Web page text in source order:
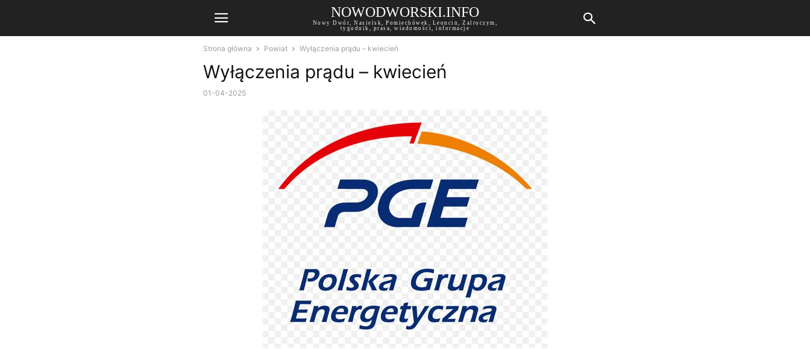
NOWODWORSKI.INFO
Nowy Dwór, Nasielsk, Pomiechówek, Leoncin, Zalroczym,
tygodnik, prasa, wiadomości, informacje
Strona główna Powiat Wyłączenia prądu – kwiecień
Wyłączenia prądu – kwiecień
01-04-2025